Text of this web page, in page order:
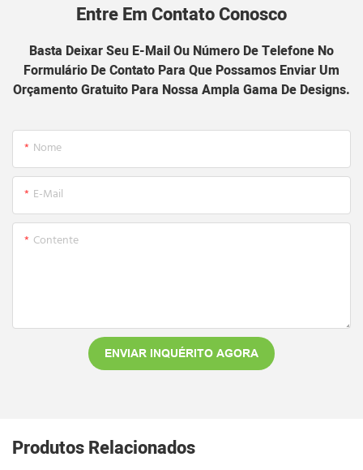
Entre Em Contato Conosco
Basta Deixar Seu E-Mail Ou Número De Telefone No
Formulário De Contato Para Que Possamos Enviar Um
Orçamento Gratuito Para Nossa Ampla Gama De Designs.
Nome
E-Mail
Contente
ENVIAR INQUÉRITO AGORA
Produtos Relacionados